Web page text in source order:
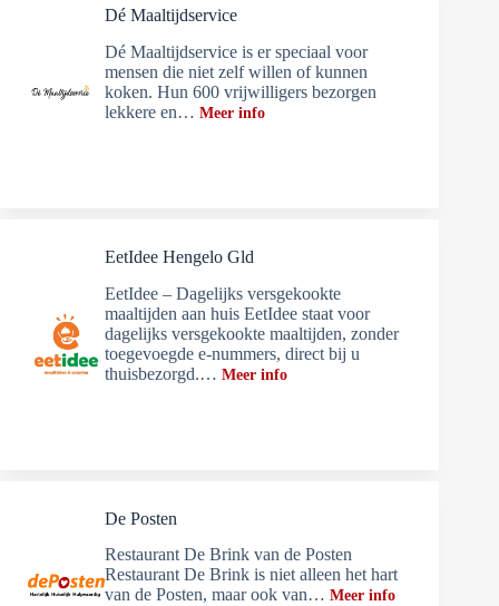
Dé Maaltijdservice
Dé Maaltijdservice is er speciaal voor
mensen die niet zelf willen of kunnen
koken. Hun 600 vrijwilligers bezorgen
lekkere en… Meer info
EetIdee Hengelo Gld
EetIdee – Dagelijks versgekookte
maaltijden aan huis EetIdee staat voor
dagelijks versgekookte maaltijden, zonder
toegevoegde e-nummers, direct bij u
thuisbezorgd.… Meer info
De Posten
Restaurant De Brink van de Posten
Restaurant De Brink is niet alleen het hart
van de Posten, maar ook van… Meer info